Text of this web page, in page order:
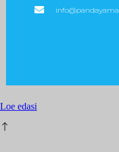
Loe edasi